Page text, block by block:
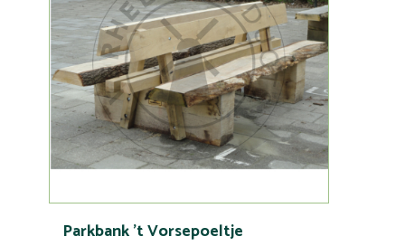
Parkbank 't Vorsepoeltje